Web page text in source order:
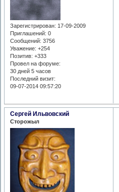
Зарегистрирован: 17-09-2009
Приглашений: 0
Сообщений: 3756
Уважение: +254
Позитив: +333
Провел на форуме:
30 дней 5 часов
Последний визит:
09-07-2014 09:57:20
Сергей Ильвовский
Сторожыл